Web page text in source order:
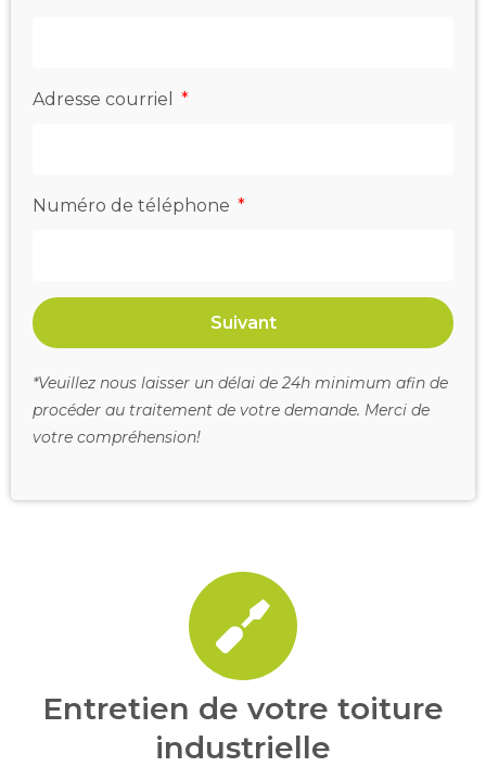
Adresse courriel
Numéro de téléphone
Suivant
*Veuillez nous laisser un délai de 24h minimum afin de
procéder au traitement de votre demande. Merci de
votre compréhension!
Entretien de votre toiture
industrielle